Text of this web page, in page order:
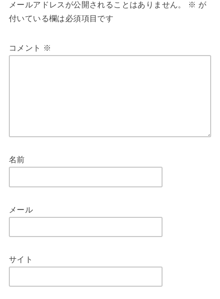
メールアドレスが公開されることはありません。 ※ が
付いている欄は必須項目です
コメント ※
名前
メール
サイト